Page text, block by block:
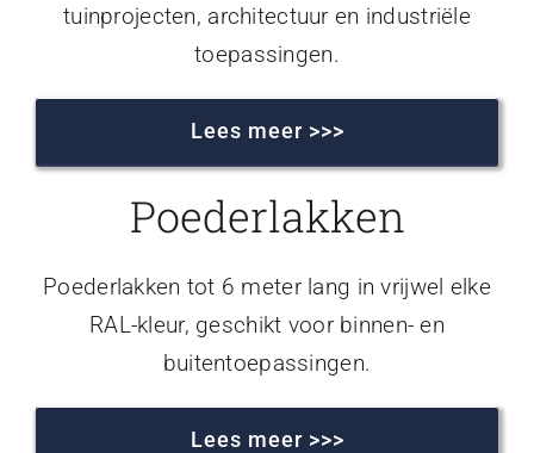
tuinprojecten, architectuur en industriële
toepassingen.
Lees meer >>>
Poederlakken
Poederlakken tot 6 meter lang in vrijwel elke
RAL-kleur, geschikt voor binnen- en
buitentoepassingen.
Lees meer >>>